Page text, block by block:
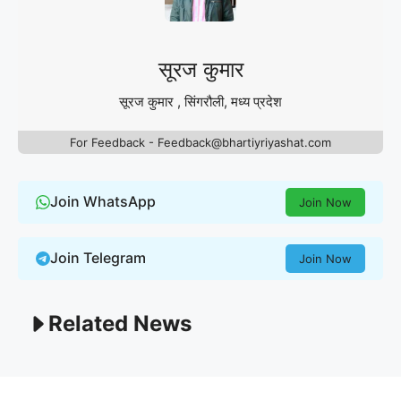
सूरज कुमार
सूरज कुमार , सिंगरौली, मध्य प्रदेश
For Feedback - Feedback@bhartiyriyashat.com
Join WhatsApp Join Now
Join Telegram Join Now
Related News